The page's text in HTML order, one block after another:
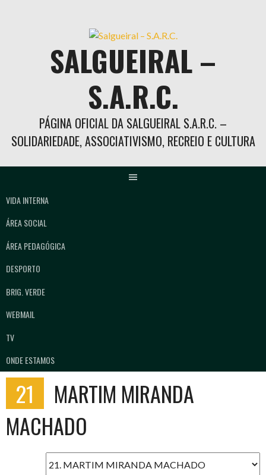
SALGUEIRAL –
S.A.R.C.
PÁGINA OFICIAL DA SALGUEIRAL S.A.R.C. –
SOLIDARIEDADE, ASSOCIATIVISMO, RECREIO E CULTURA
VIDA INTERNA
ÁREA SOCIAL
ÁREA PEDAGÓGICA
DESPORTO
BRIG. VERDE
WEBMAIL
TV
ONDE ESTAMOS
21
MARTIM MIRANDA
MACHADO